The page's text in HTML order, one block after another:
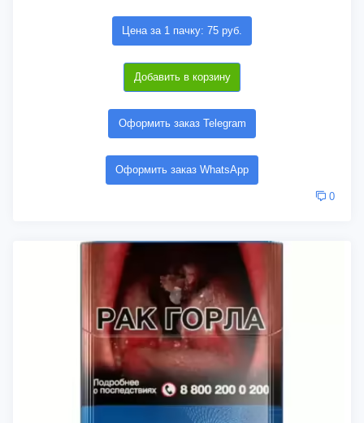
Цена за 1 пачку: 75 руб.
Добавить в корзину
Оформить заказ Telegram
Оформить заказ WhatsApp
0